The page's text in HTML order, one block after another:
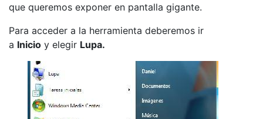
que queremos exponer en pantalla gigante.
Para acceder a la herramienta deberemos ir
a Inicio y elegir Lupa.